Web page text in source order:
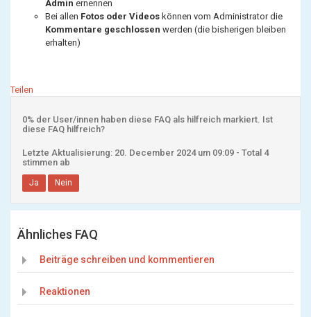
Admin ernennen
Bei allen Fotos oder Videos können vom Administrator die
Kommentare geschlossen werden (die bisherigen bleiben
erhalten)
Teilen
0% der User/innen haben diese FAQ als hilfreich markiert. Ist
diese FAQ hilfreich?
Letzte Aktualisierung: 20. December 2024 um 09:09 - Total 4
stimmen ab
Ja Nein
Ähnliches FAQ
Beiträge schreiben und kommentieren
Reaktionen